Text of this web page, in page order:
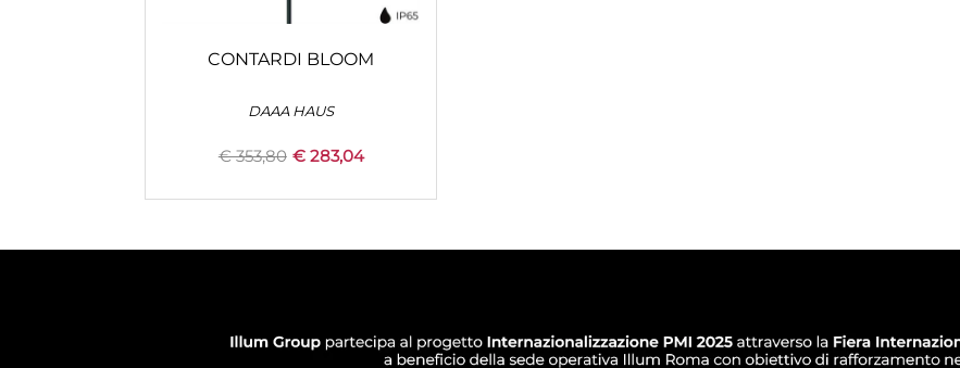
Quantità
CONFIGURA
CONTARDI BLOOM
DAAA HAUS
€ 353,80 € 283,04